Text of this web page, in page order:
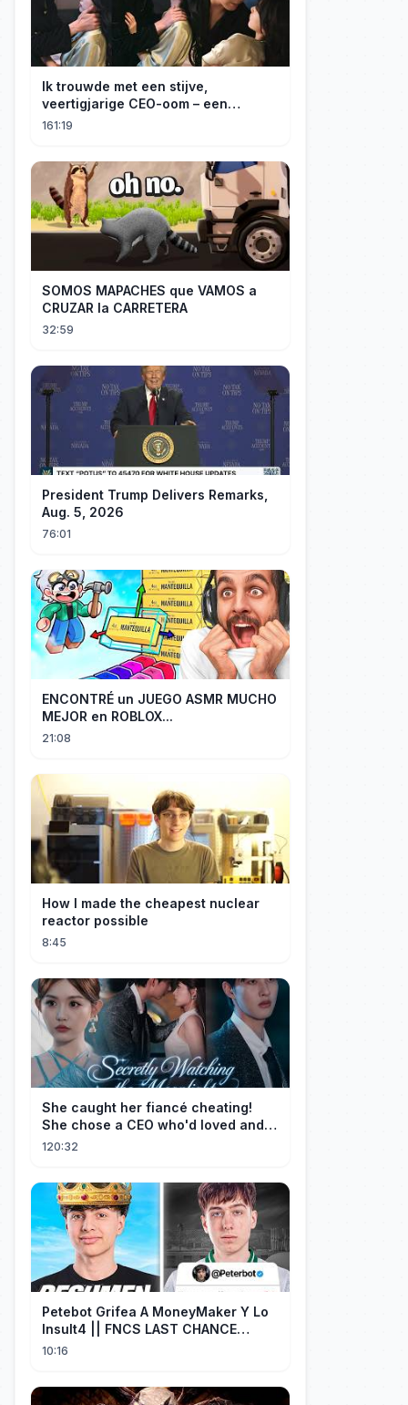
Ik trouwde met een stijve,
veertigjarige CEO-oom – een
verborgen monster van acht jaar! Hij
161:19
SOMOS MAPACHES que VAMOS a
CRUZAR la CARRETERA
32:59
President Trump Delivers Remarks,
Aug. 5, 2026
76:01
ENCONTRÉ un JUEGO ASMR MUCHO
MEJOR en ROBLOX...
21:08
How I made the cheapest nuclear
reactor possible
8:45
She caught her fiancé cheating!
She chose a CEO who'd loved and
cherished her for years. ❤️
120:32
Petebot Grifea A MoneyMaker Y Lo
Insult4 || FNCS LAST CHANCE
Resumen
10:16